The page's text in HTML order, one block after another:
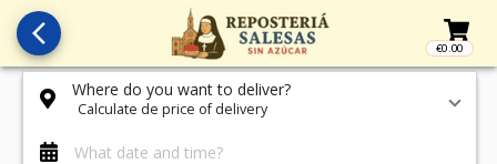
€0.00
Access
Where do you want to deliver?
Calculate de price of delivery
What date and time?
arrow_back_ios_new